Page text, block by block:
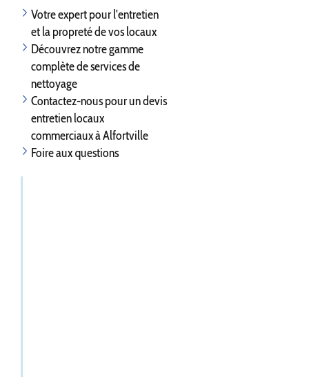
Votre expert pour l'entretien
et la propreté de vos locaux
Découvrez notre gamme
complète de services de
nettoyage
Contactez-nous pour un devis
entretien locaux
commerciaux à Alfortville
Foire aux questions